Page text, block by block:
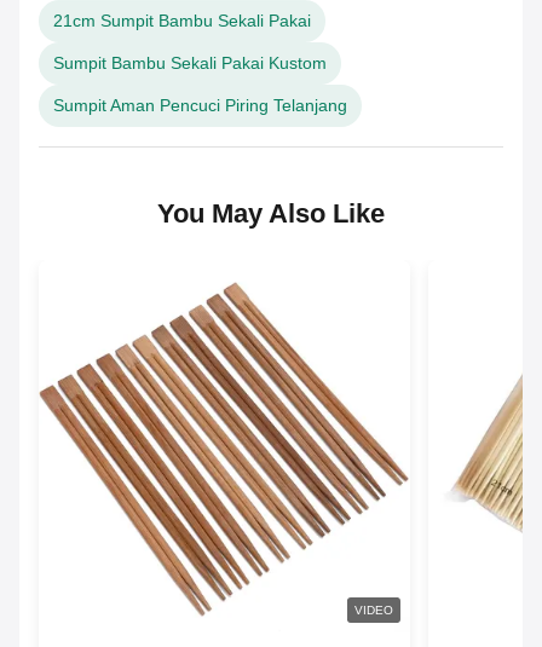
21cm Sumpit Bambu Sekali Pakai
Sumpit Bambu Sekali Pakai Kustom
Sumpit Aman Pencuci Piring Telanjang
You May Also Like
VIDEO